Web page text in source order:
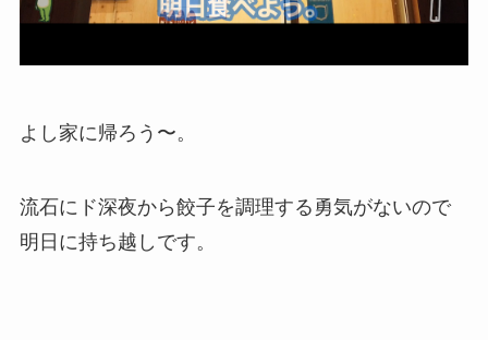
よし家に帰ろう〜。
流石にド深夜から餃子を調理する勇気がないので
明日に持ち越しです。